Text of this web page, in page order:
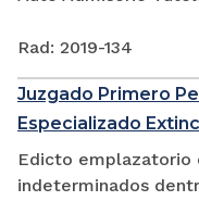
Rad: 2019-134
Juzgado Primero
Especializado
Edicto emplazatorio
indeterminados